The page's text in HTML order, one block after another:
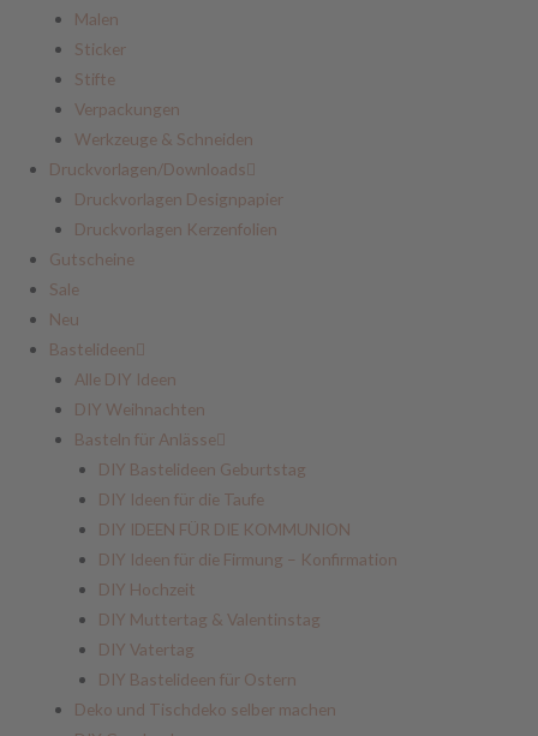
Malen
Sticker
Stifte
Verpackungen
Werkzeuge & Schneiden
Druckvorlagen/Downloads
Druckvorlagen Designpapier
Druckvorlagen Kerzenfolien
Gutscheine
Sale
Neu
Bastelideen
Alle DIY Ideen
DIY Weihnachten
Basteln für Anlässe
DIY Bastelideen Geburtstag
DIY Ideen für die Taufe
DIY IDEEN FÜR DIE KOMMUNION
DIY Ideen für die Firmung – Konfirmation
DIY Hochzeit
DIY Muttertag & Valentinstag
DIY Vatertag
DIY Bastelideen für Ostern
Deko und Tischdeko selber machen